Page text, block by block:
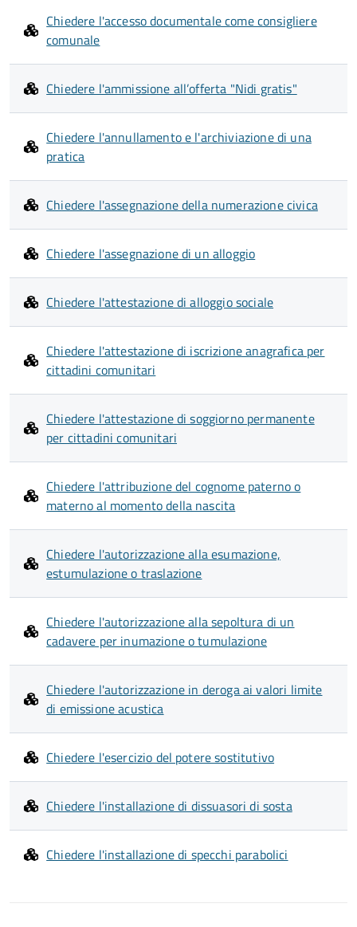
Chiedere l'accesso documentale come consigliere
comunale
Chiedere l'ammissione all’offerta "Nidi gratis"
Chiedere l'annullamento e l'archiviazione di una
pratica
Chiedere l'assegnazione della numerazione civica
Chiedere l'assegnazione di un alloggio
Chiedere l'attestazione di alloggio sociale
Chiedere l'attestazione di iscrizione anagrafica per
cittadini comunitari
Chiedere l'attestazione di soggiorno permanente
per cittadini comunitari
Chiedere l'attribuzione del cognome paterno o
materno al momento della nascita
Chiedere l'autorizzazione alla esumazione,
estumulazione o traslazione
Chiedere l'autorizzazione alla sepoltura di un
cadavere per inumazione o tumulazione
Chiedere l'autorizzazione in deroga ai valori limite
di emissione acustica
Chiedere l'esercizio del potere sostitutivo
Chiedere l'installazione di dissuasori di sosta
Chiedere l'installazione di specchi parabolici